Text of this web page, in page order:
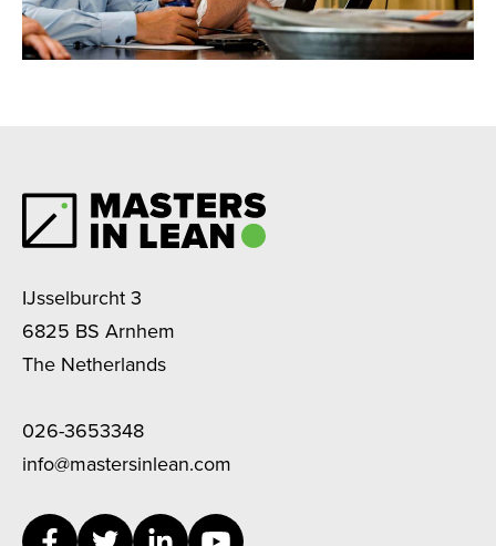
IJsselburcht 3
6825 BS Arnhem
The Netherlands
026-3653348
info@mastersinlean.com